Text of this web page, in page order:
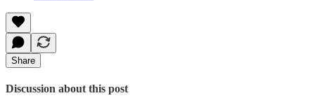
Share
Discussion about this post